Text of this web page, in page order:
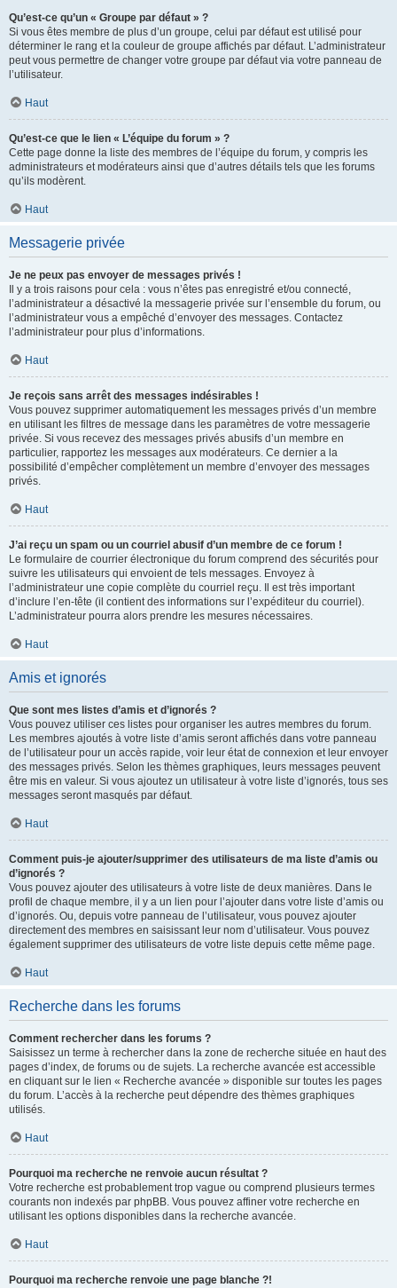
Qu’est-ce qu’un « Groupe par défaut » ?
Si vous êtes membre de plus d’un groupe, celui par défaut est utilisé pour
déterminer le rang et la couleur de groupe affichés par défaut. L’administrateur
peut vous permettre de changer votre groupe par défaut via votre panneau de
l’utilisateur.
Haut
Qu’est-ce que le lien « L’équipe du forum » ?
Cette page donne la liste des membres de l’équipe du forum, y compris les
administrateurs et modérateurs ainsi que d’autres détails tels que les forums
qu’ils modèrent.
Haut
Messagerie privée
Je ne peux pas envoyer de messages privés !
Il y a trois raisons pour cela : vous n’êtes pas enregistré et/ou connecté,
l’administrateur a désactivé la messagerie privée sur l’ensemble du forum, ou
l’administrateur vous a empêché d’envoyer des messages. Contactez
l’administrateur pour plus d’informations.
Haut
Je reçois sans arrêt des messages indésirables !
Vous pouvez supprimer automatiquement les messages privés d’un membre
en utilisant les filtres de message dans les paramètres de votre messagerie
privée. Si vous recevez des messages privés abusifs d’un membre en
particulier, rapportez les messages aux modérateurs. Ce dernier a la
possibilité d’empêcher complètement un membre d’envoyer des messages
privés.
Haut
J’ai reçu un spam ou un courriel abusif d’un membre de ce forum !
Le formulaire de courrier électronique du forum comprend des sécurités pour
suivre les utilisateurs qui envoient de tels messages. Envoyez à
l’administrateur une copie complète du courriel reçu. Il est très important
d’inclure l’en-tête (il contient des informations sur l’expéditeur du courriel).
L’administrateur pourra alors prendre les mesures nécessaires.
Haut
Amis et ignorés
Que sont mes listes d’amis et d’ignorés ?
Vous pouvez utiliser ces listes pour organiser les autres membres du forum.
Les membres ajoutés à votre liste d’amis seront affichés dans votre panneau
de l’utilisateur pour un accès rapide, voir leur état de connexion et leur envoyer
des messages privés. Selon les thèmes graphiques, leurs messages peuvent
être mis en valeur. Si vous ajoutez un utilisateur à votre liste d’ignorés, tous ses
messages seront masqués par défaut.
Haut
Comment puis-je ajouter/supprimer des utilisateurs de ma liste d’amis ou
d’ignorés ?
Vous pouvez ajouter des utilisateurs à votre liste de deux manières. Dans le
profil de chaque membre, il y a un lien pour l’ajouter dans votre liste d’amis ou
d’ignorés. Ou, depuis votre panneau de l’utilisateur, vous pouvez ajouter
directement des membres en saisissant leur nom d’utilisateur. Vous pouvez
également supprimer des utilisateurs de votre liste depuis cette même page.
Haut
Recherche dans les forums
Comment rechercher dans les forums ?
Saisissez un terme à rechercher dans la zone de recherche située en haut des
pages d’index, de forums ou de sujets. La recherche avancée est accessible
en cliquant sur le lien « Recherche avancée » disponible sur toutes les pages
du forum. L’accès à la recherche peut dépendre des thèmes graphiques
utilisés.
Haut
Pourquoi ma recherche ne renvoie aucun résultat ?
Votre recherche est probablement trop vague ou comprend plusieurs termes
courants non indexés par phpBB. Vous pouvez affiner votre recherche en
utilisant les options disponibles dans la recherche avancée.
Haut
Pourquoi ma recherche renvoie une page blanche ?!